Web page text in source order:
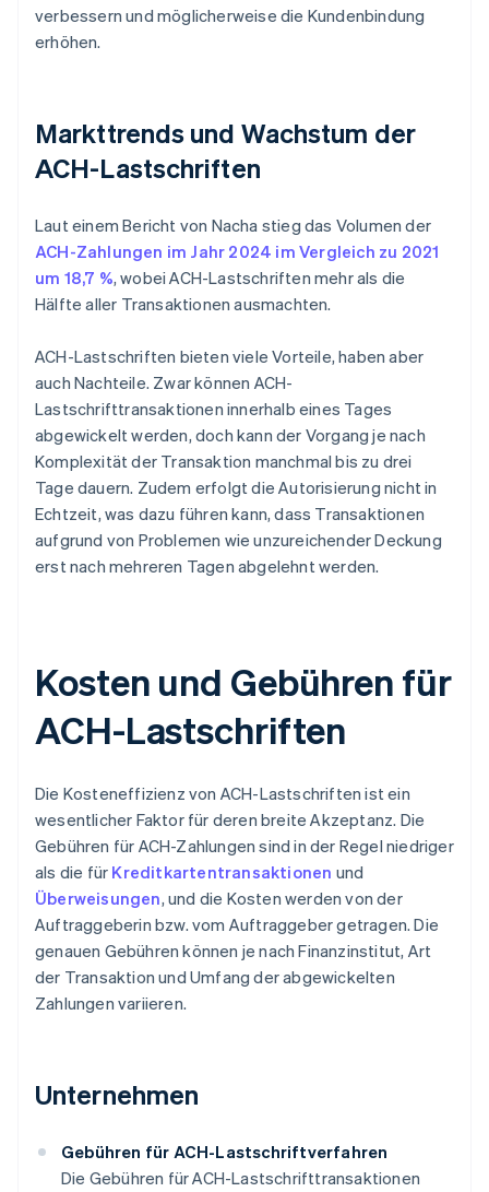
verbessern und möglicherweise die Kundenbindung
erhöhen.
Markttrends und Wachstum der
ACH-Lastschriften
Laut einem Bericht von Nacha stieg das Volumen der
ACH-Zahlungen im Jahr 2024 im Vergleich zu 2021
um 18,7 %, wobei ACH-Lastschriften mehr als die
Hälfte aller Transaktionen ausmachten.
ACH-Lastschriften bieten viele Vorteile, haben aber
auch Nachteile. Zwar können ACH-
Lastschrifttransaktionen innerhalb eines Tages
abgewickelt werden, doch kann der Vorgang je nach
Komplexität der Transaktion manchmal bis zu drei
Tage dauern. Zudem erfolgt die Autorisierung nicht in
Echtzeit, was dazu führen kann, dass Transaktionen
aufgrund von Problemen wie unzureichender Deckung
erst nach mehreren Tagen abgelehnt werden.
Kosten und Gebühren für
ACH-Lastschriften
Die Kosteneffizienz von ACH-Lastschriften ist ein
wesentlicher Faktor für deren breite Akzeptanz. Die
Gebühren für ACH-Zahlungen sind in der Regel niedriger
als die für Kreditkartentransaktionen und
Überweisungen, und die Kosten werden von der
Auftraggeberin bzw. vom Auftraggeber getragen. Die
genauen Gebühren können je nach Finanzinstitut, Art
der Transaktion und Umfang der abgewickelten
Zahlungen variieren.
Unternehmen
Gebühren für ACH-Lastschriftverfahren
Die Gebühren für ACH-Lastschrifttransaktionen